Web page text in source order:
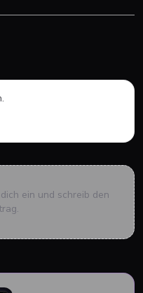
ein und schreib den